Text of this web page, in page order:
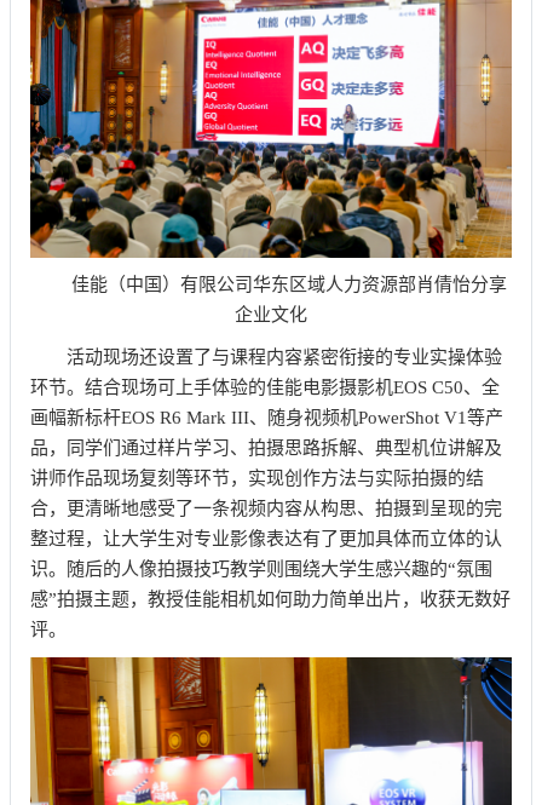
佳能（中国）有限公司华东区域人力资源部肖倩怡分享
企业文化
活动现场还设置了与课程内容紧密衔接的专业实操体验
环节。结合现场可上手体验的佳能电影摄影机EOS C50、全
画幅新标杆EOS R6 Mark III、随身视频机PowerShot V1等产
品，同学们通过样片学习、拍摄思路拆解、典型机位讲解及
讲师作品现场复刻等环节，实现创作方法与实际拍摄的结
合，更清晰地感受了一条视频内容从构思、拍摄到呈现的完
整过程，让大学生对专业影像表达有了更加具体而立体的认
识。随后的人像拍摄技巧教学则围绕大学生感兴趣的“氛围
感”拍摄主题，教授佳能相机如何助力简单出片，收获无数好
评。